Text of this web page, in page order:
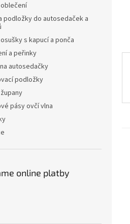
podložky do autosedaček a
s kapucí a ponča
a peřinky
autosedačky
podložky
pásy ovčí vlna
online platby